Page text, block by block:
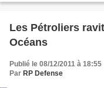
Les Pétroliers
Océans
Publié le 08/12/2011 à 18:55
Par RP Defense